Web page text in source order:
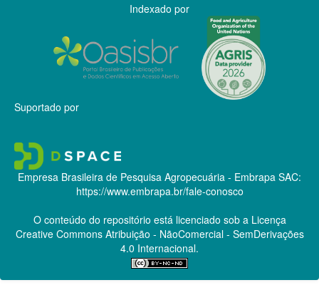
Indexado por
Suportado por
Empresa Brasileira de Pesquisa Agropecuária - Embrapa SAC:
https://www.embrapa.br/fale-conosco
O conteúdo do repositório está licenciado sob a Licença
Creative CommonsAtribuição - NãoComercial - SemDerivações
4.0 Internacional.